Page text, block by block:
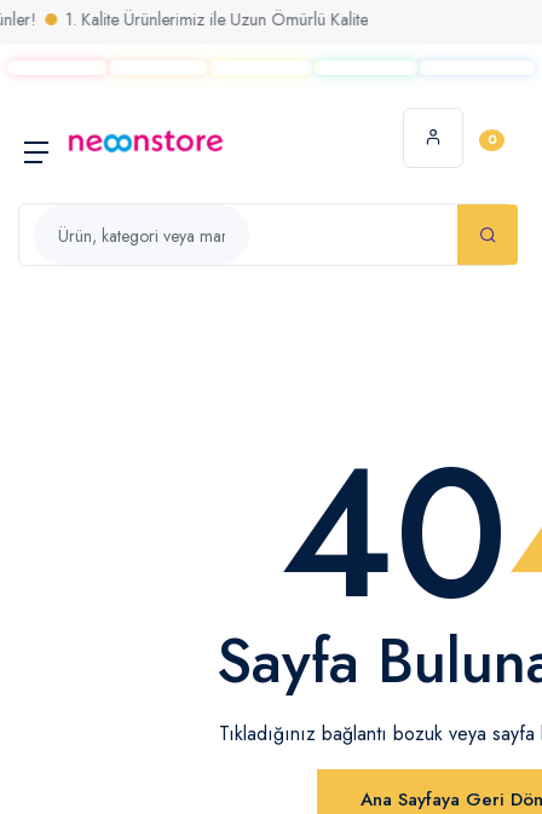
1. Kalite Ürünlerimiz ile Uzun Ömürlü Kalite
0
40
Sayfa
Tıkladığınız bağlantı bozuk veya sayfa
Ana Sayfaya Geri Dön